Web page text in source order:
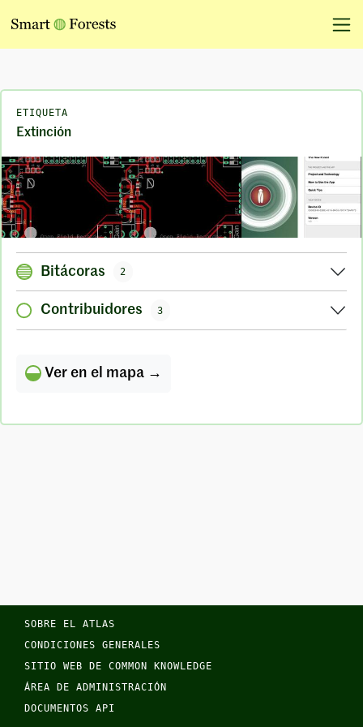
ETIQUETA
Extinción
Bitácoras 2
Contribuidores 3
Ver en el mapa →
SOBRE EL ATLAS
CONDICIONES GENERALES
SITIO WEB DE COMMON KNOWLEDGE
ÁREA DE ADMINISTRACIÓN
DOCUMENTOS API